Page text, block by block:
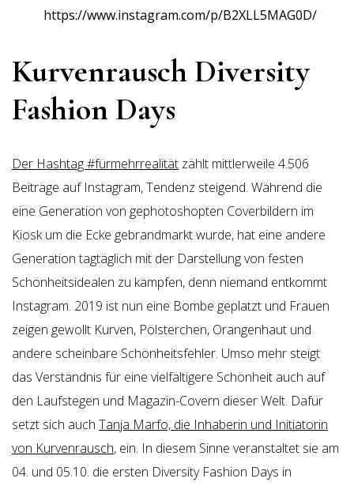
https://www.instagram.com/p/B2XLL5MAG0D/
Kurvenrausch Diversity
Fashion Days
Der Hashtag #fürmehrrealität zählt mittlerweile 4.506
Beiträge auf Instagram, Tendenz steigend. Während die
eine Generation von gephotoshopten Coverbildern im
Kiosk um die Ecke gebrandmarkt wurde, hat eine andere
Generation tagtäglich mit der Darstellung von festen
Schönheitsidealen zu kämpfen, denn niemand entkommt
Instagram. 2019 ist nun eine Bombe geplatzt und Frauen
zeigen gewollt Kurven, Pölsterchen, Orangenhaut und
andere scheinbare Schönheitsfehler. Umso mehr steigt
das Verständnis für eine vielfältigere Schönheit auch auf
den Laufstegen und Magazin-Covern dieser Welt. Dafür
setzt sich auch Tanja Marfo, die Inhaberin und Initiatorin
von Kurvenrausch, ein. In diesem Sinne veranstaltet sie am
04. und 05.10. die ersten Diversity Fashion Days in